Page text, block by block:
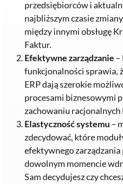
przedsiębiorców i
najbliższym czasie
między innymi obsługę
Faktur.
Efektywne zarządzanie –
funkcjonalności sprawia,
ERP dają szerokie
procesami biznesowymi
zachowaniu racjonalnych
Elastyczność systemu –
zdecydować, które
efektywnego
dowolnym momencie
Sam decydujesz czy